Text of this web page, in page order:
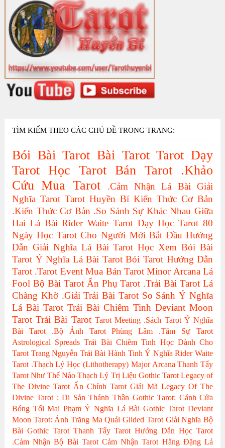
TÌM KIẾM THEO CÁC CHỦ ĐỀ TRONG TRANG:
Bói Bài Tarot Bài Tarot Tarot Dạy
Tarot Học Tarot Bán Tarot
.Khảo
Cứu Mua Tarot .Cảm Nhận Lá Bài
Giải
Nghĩa Tarot Tarot Huyền Bí Kiến Thức Cơ Bản
.Kiến Thức Cơ Bản .So Sánh Sự Khác Nhau Giữa
Hai Lá Bài Rider Waite Tarot Dạy Học Tarot 80
Ngày Học Tarot Cho Người Mới Bắt Đầu Hướng
Dẫn Giải Nghĩa Lá Bài Tarot Học Xem Bói Bài
Tarot Ý Nghĩa Lá Bài Tarot Bói Tarot Hướng Dẫn
Tarot .Tarot Event Mua Bán Tarot Minor Arcana Lá
Fool Bộ Bài Tarot Ẩn Phụ Tarot .Trải Bài Tarot Lá
Chàng Khờ .Giải Trải Bài Tarot So Sánh Ý Nghĩa
Lá Bài Tarot Trải Bài Chiêm Tinh Deviant Moon
Tarot Trải Bài Tarot Tarot Meeting .Sách Tarot Ý Nghĩa
Bài Tarot
.Bộ Ảnh Tarot Phùng Lâm
.Tâm Sự Tarot
Astrological Spreads Trải Bài Chiêm Tinh Học Dành Cho
Tarot Trang Nguyễn Trải Bài Hành Tinh Ý Nghĩa Rider Waite
Tarot .Thạch Lý Học (Lithotherapy) Major Arcana Thanh Tẩy
Tarot Như Thế Nào Thạch Lý Trị Liệu Gothic Tarot Legacy of
The Divine Tarot Ẩn Chính Tarot Giải Mã Legacy Of The
Divine Tarot : Di Sản Thánh Thần Gothic Tarot: Cánh Cửa
Bóng Tối Mai Phạm Ý Nghĩa Lá Bài Gothic Tarot Deviant
Moon Tarot: Ánh Trăng Ma Quái Gilded Tarot Giải Nghĩa Bộ
Bài Gothic Tarot Thanh Tẩy Tarot Hướng Dẫn Học Tarot
.Cảm Nhận Bộ Bài Tarot Cảm Nhận Tarot Hằng Đặng Lá